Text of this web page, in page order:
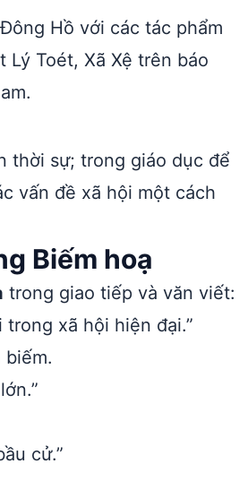
Hồ với các tác phẩm
Lý Toét, Xã Xệ trên báo
thời sự; trong giáo dục để
vấn đề xã hội một cách
Biếm hoạ
trong giao tiếp và văn viết:
xã hội hiện đại.”
biếm.
cử.”